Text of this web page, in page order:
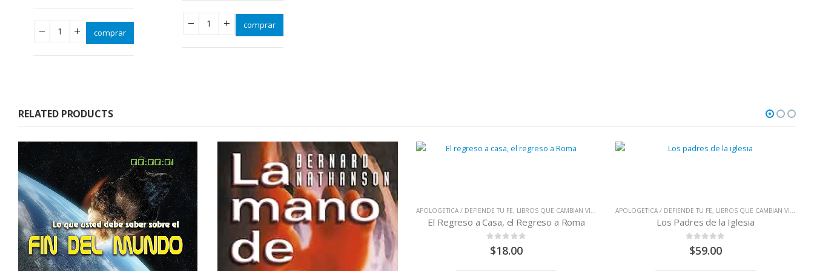
comprar
comprar
RELATED PRODUCTS
APOLOGETICA / DEFIENDE TU FE, LIBROS QUE CAMBIAN VIDAS
El Regreso a Casa, el Regreso a Roma
out of 5
$18.00
APOLOGETICA / DEFIENDE TU FE, LIBROS QUE CAMBIAN VIDAS
Los Padres de la Iglesia
out of 5
$59.00